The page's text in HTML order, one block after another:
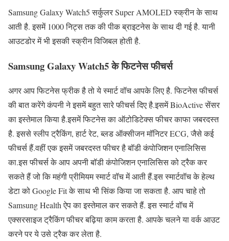
Samsung Galaxy Watch5 सर्कुलर Super AMOLED स्क्रीन के साथ
आती है. इसमें 1000 निट्स तक की पीक ब्राइटनेस के साथ दी गई है. यानी
आउटडोर में भी इसकी स्क्रीन विजिबल होती है.
Samsung Galaxy Watch5 केफिटनेस फीचर्स
अगर आप फिटनेस फ्रीक है तो ये स्मार्ट वॉच आपके लिए है. फिटनेस फीचर्स
की बात करेंगे कंपनी ने इसमें बहुत सारे फीचर्स दिए है.इसमें BioActive सेंसर
का इस्तेमाल किया है.इसमें फिटनेस का ऑटोडिटेक्स फीचर काफा जबरदस्त
है. इससे स्लीप ट्रैकिंग, हार्ट रेट, ब्लड ऑक्सीजन मॉनिटर ECG, जैसे कई
फीचर्स हैं.वहीं एक इसमें जबरदस्त फीचर है बॉडी कंपोजिशन एनालिसिस
का.इस फीचर्स के आप अपनी बॉडी कंपोजिशन एनालिसिस को ट्रैक कर
सकते हैं जो कि महंगी प्रीमियम स्मार्ट वॉच में आती हैं.इस स्मार्टवॉच के हेल्थ
डेटा को Google Fit के साथ भी सिंक किया जा सकता है. आप चाहे तो
Samsung Health ऐप का इस्तेमाल कर सकते हैं. इस स्मार्ट वॉच में
एक्सरसाइज ट्रैकिंग फीचर बढ़िया काम करता है. आपके चलने या वर्क आउट
करने पर ये उसे ट्रैक कर लेता है.